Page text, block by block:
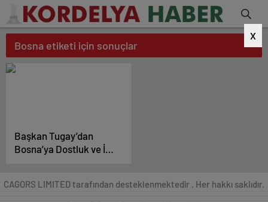
X
Bosna etiketi için sonuçlar
Başkan Tugay’dan
Bosna’ya Dostluk ve İş
CAGORS LIMITED tarafından desteklenmektedir . Her hakkı saklıdır.